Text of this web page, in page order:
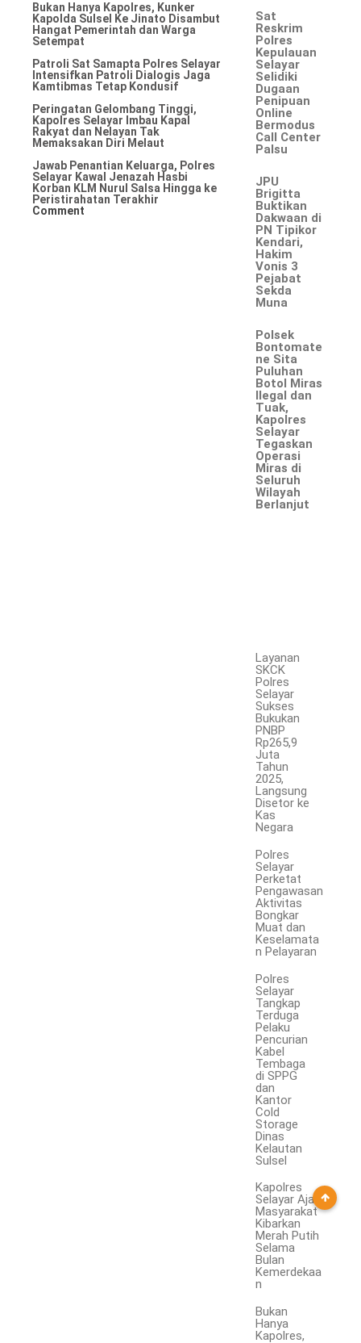
Bukan Hanya Kapolres, Kunker
Kapolda Sulsel Ke Jinato Disambut
Hangat Pemerintah dan Warga
Setempat
Patroli Sat Samapta Polres Selayar
Intensifkan Patroli Dialogis Jaga
Kamtibmas Tetap Kondusif
Peringatan Gelombang Tinggi,
Kapolres Selayar Imbau Kapal
Rakyat dan Nelayan Tak
Memaksakan Diri Melaut
Jawab Penantian Keluarga, Polres
Selayar Kawal Jenazah Hasbi
Korban KLM Nurul Salsa Hingga ke
Peristirahatan Terakhir
Comment
Sat
Reskrim
Polres
Kepulauan
Selayar
Selidiki
Dugaan
Penipuan
Online
Bermodus
Call Center
Palsu
JPU
Brigitta
Buktikan
Dakwaan di
PN Tipikor
Kendari,
Hakim
Vonis 3
Pejabat
Sekda
Muna
Polsek
Bontomate
ne Sita
Puluhan
Botol Miras
Ilegal dan
Tuak,
Kapolres
Selayar
Tegaskan
Operasi
Miras di
Seluruh
Wilayah
Berlanjut
Layanan
SKCK
Polres
Selayar
Sukses
Bukukan
PNBP
Rp265,9
Juta
Tahun
2025,
Langsung
Disetor ke
Kas
Negara
Polres
Selayar
Perketat
Pengawasan
Aktivitas
Bongkar
Muat dan
Keselamata
n Pelayaran
Polres
Selayar
Tangkap
Terduga
Pelaku
Pencurian
Kabel
Tembaga
di SPPG
dan
Kantor
Cold
Storage
Dinas
Kelautan
Sulsel
Kapolres
Selayar Ajak
Masyarakat
Kibarkan
Merah Putih
Selama
Bulan
Kemerdekaa
n
Bukan
Hanya
Kapolres,